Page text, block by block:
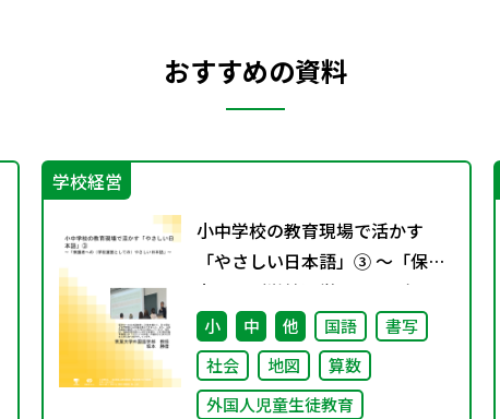
おすすめの資料
学校経営
小中学校の教育現場で活かす
「やさしい日本語」③ ～「保護
者への（学校運営としての）や
さしい日本語」～
小 中 他 国語
書写
社会
地図
算数
外国人児童生徒教育